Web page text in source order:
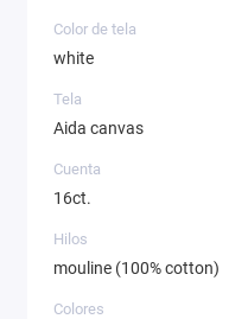
Color de tela
white
Tela
Aida canvas
Cuenta
16ct.
Hilos
mouline (100% cotton)
Colores